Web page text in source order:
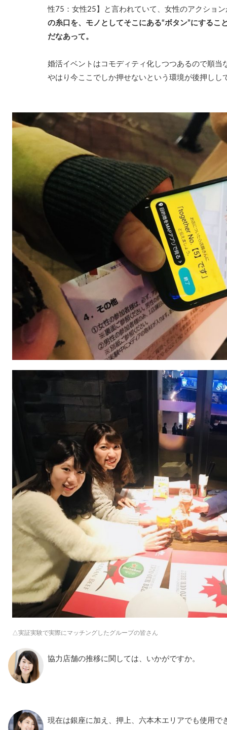
性75：女性25】と言われていて、女性のアクショ
の糸口を、モノとしてそこにある“ボタン”にするこ
だなあって。
婚活イベントはコモディティ化しつつあるので順当
やはり今ここでしか押せないという環境が後押しし
△実証実験で実際にマッチングしたグループの皆さん
協力店舗の推移に関しては、いかがですか。
現在は銀座に加え、押上、六本木エリアでも使用で